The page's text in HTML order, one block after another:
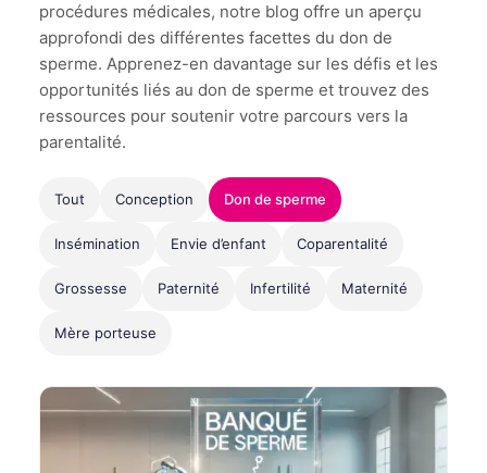
procédures médicales, notre blog offre un aperçu
approfondi des différentes facettes du don de
sperme. Apprenez-en davantage sur les défis et les
opportunités liés au don de sperme et trouvez des
ressources pour soutenir votre parcours vers la
parentalité.
Tout Conception Don de sperme
Insémination Envie d’enfant Coparentalité
Grossesse Paternité Infertilité Maternité
Mère porteuse